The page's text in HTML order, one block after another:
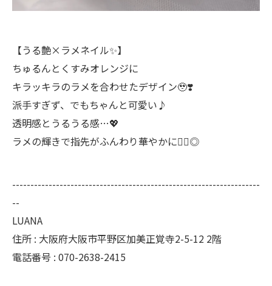
【うる艶×ラメネイル✨】
ちゅるんとくすみオレンジに
キラッキラのラメを合わせたデザイン🥹❣️
派手すぎず、でもちゃんと可愛い♪
透明感とうるうる感…💖
ラメの輝きで指先がふんわり華やかに🙆‍♀️◎
--------------------------------------------------------------------
--
LUANA
住所 : 大阪府大阪市平野区加美正覚寺2-5-12 2階
電話番号 : 070-2638-2415